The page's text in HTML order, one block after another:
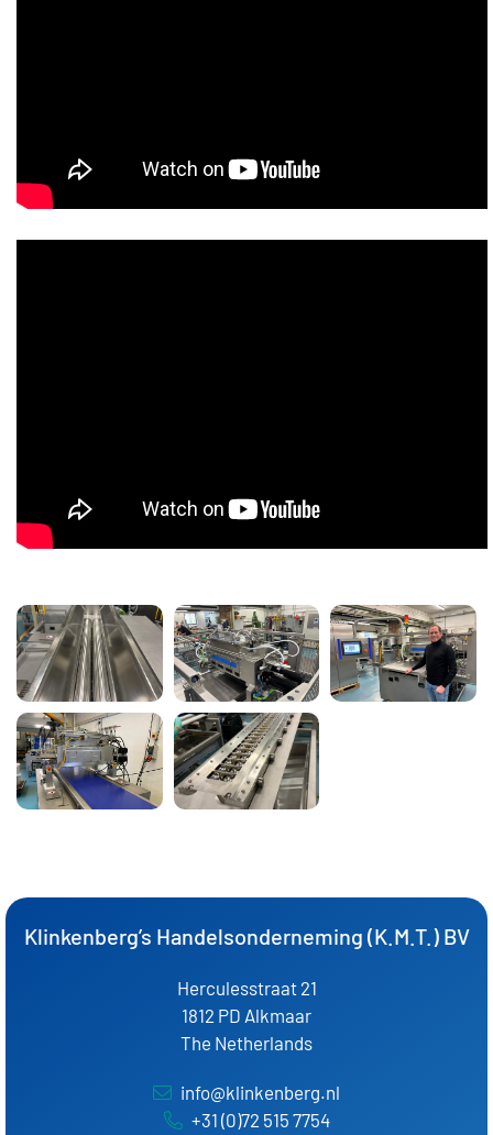
Klinkenberg’s Handelsonderneming (K.M.T.) BV
Herculesstraat 21
1812 PD Alkmaar
The Netherlands
info@klinkenberg.nl
+31 (0)72 515 7754